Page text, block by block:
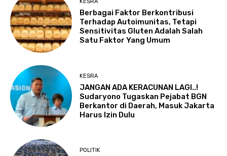
KESRA
Berbagai Faktor Berkontribusi
Terhadap Autoimunitas, Tetapi
Sensitivitas Gluten Adalah Salah
Satu Faktor Yang Umum
KESRA
JANGAN ADA KERACUNAN LAGI..!
Sudaryono Tugaskan Pejabat BGN
Berkantor di Daerah, Masuk Jakarta
Harus Izin Dulu
POLITIK